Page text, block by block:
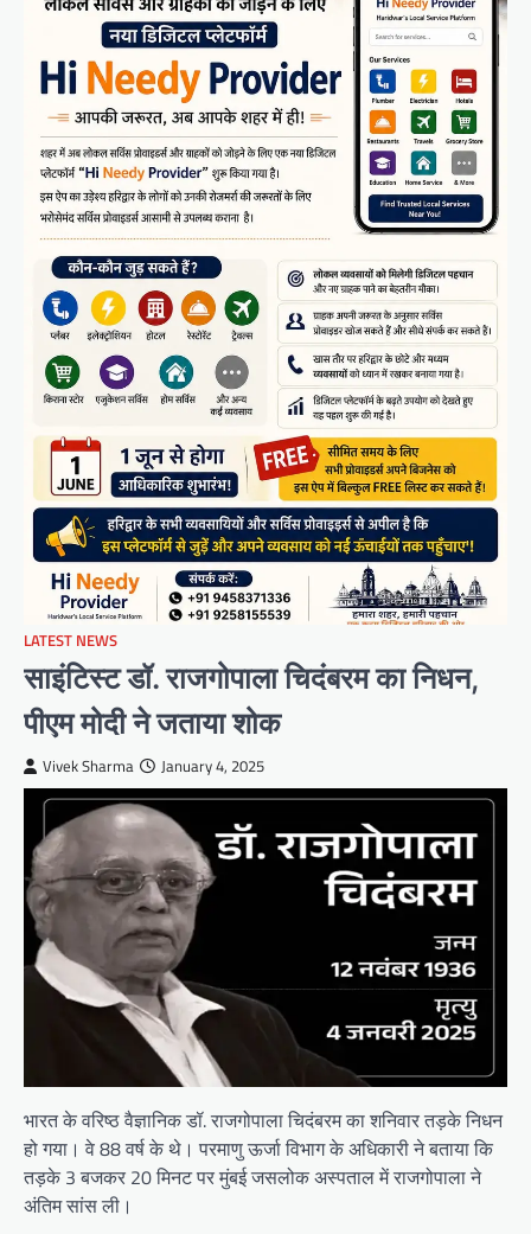
LATEST NEWS
साइंटिस्ट डॉ. राजगोपाला चिदंबरम का निधन,
पीएम मोदी ने जताया शोक
Vivek Sharma January 4, 2025
भारत के वरिष्ठ वैज्ञानिक डॉ. राजगोपाला चिदंबरम का शनिवार तड़के निधन
हो गया। वे 88 वर्ष के थे। परमाणु ऊर्जा विभाग के अधिकारी ने बताया कि
तड़के 3 बजकर 20 मिनट पर मुंबई जसलोक अस्पताल में राजगोपाला ने
अंतिम सांस ली।